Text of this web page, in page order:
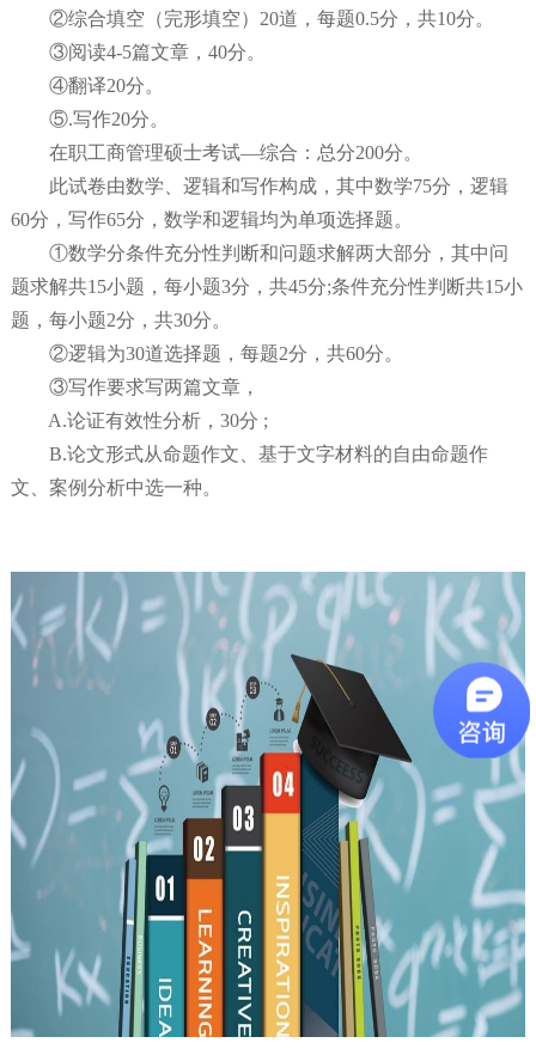
②综合填空（完形填空）20道，每题0.5分，共10分。
③阅读4-5篇文章，40分。
④翻译20分。
⑤.写作20分。
在职工商管理硕士考试—综合：总分200分。
此试卷由数学、逻辑和写作构成，其中数学75分，逻辑
60分，写作65分，数学和逻辑均为单项选择题。
①数学分条件充分性判断和问题求解两大部分，其中问
题求解共15小题，每小题3分，共45分;条件充分性判断共15小
题，每小题2分，共30分。
②逻辑为30道选择题，每题2分，共60分。
③写作要求写两篇文章，
A.论证有效性分析，30分 ;
B.论文形式从命题作文、基于文字材料的自由命题作
文、案例分析中选一种。